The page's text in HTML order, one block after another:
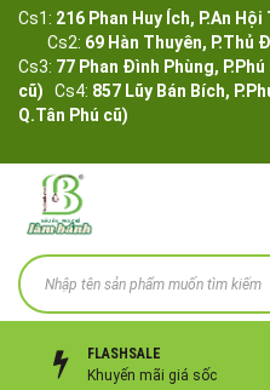
Cs1: 216 Phan Huy Ích, P.An
Cs2: 69 Hàn Thuyên, P.Thủ
Cs3: 77 Phan Đình Phùng,
cũ) Cs4: 857 Lũy Bán Bích,
Q.Tân Phú cũ)
FLASHSALE
Khuyến mãi giá sốc